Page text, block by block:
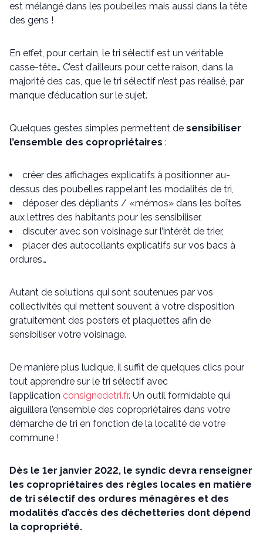
est mélangé dans les poubelles mais aussi dans la tête
des gens !
En effet, pour certain, le tri sélectif est un véritable
casse-tête… C’est d’ailleurs pour cette raison, dans la
majorité des cas, que le tri sélectif n’est pas réalisé, par
manque d’éducation sur le sujet.
Quelques gestes simples permettent de sensibiliser
l’ensemble des copropriétaires :
créer des affichages explicatifs à positionner au-
dessus des poubelles rappelant les modalités de tri,
déposer des dépliants / «mémos» dans les boîtes
aux lettres des habitants pour les sensibiliser,
discuter avec son voisinage sur l’intérêt de trier,
placer des autocollants explicatifs sur vos bacs à
ordures…
Autant de solutions qui sont soutenues par vos
collectivités qui mettent souvent à votre disposition
gratuitement des posters et plaquettes afin de
sensibiliser votre voisinage.
De manière plus ludique, il suffit de quelques clics pour
tout apprendre sur le tri sélectif avec
l’application consignedetri.fr. Un outil formidable qui
aiguillera l’ensemble des copropriétaires dans votre
démarche de tri en fonction de la localité de votre
commune !
Dès le 1er janvier 2022, le syndic devra renseigner
les copropriétaires des règles locales en matière
de tri sélectif des ordures ménagères et des
modalités d’accès des déchetteries dont dépend
la copropriété.